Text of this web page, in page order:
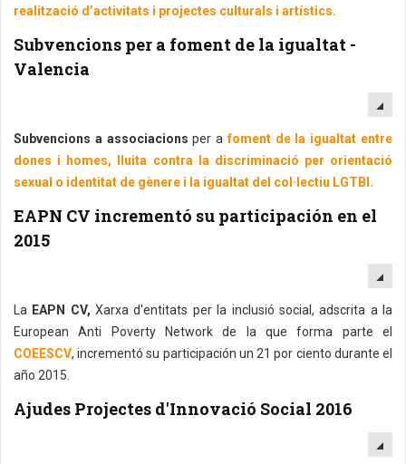
realització d’activitats i projectes culturals i artístics.
Subvencions per a foment de la igualtat -
Valencia
Subvencions a associacions per a foment de la igualtat entre
dones i homes, lluita contra la discriminació per orientació
sexual o identitat de gènere i la igualtat del col·lectiu LGTBI.
EAPN CV incrementó su participación en el
2015
La EAPN CV,Xarxa d'entitats per la inclusió social, adscrita a la
European Anti Poverty Network de la que forma parte el
COEESCV, incrementó su participación un 21 por ciento durante el
año 2015.
Ajudes Projectes d'Innovació Social 2016